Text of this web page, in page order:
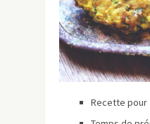
Recette pour